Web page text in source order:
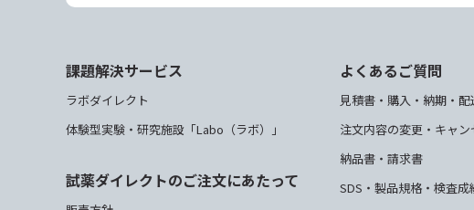
課題解決サービス
ラボダイレクト
体験型実験・研究施設「Labo（ラボ）」
試薬ダイレクトのご注文にあたって
よくあるご質問
見積書・購入・納期・配
注文内容の変更・キャ
納品書・請求書
SDS・製品規格・検査